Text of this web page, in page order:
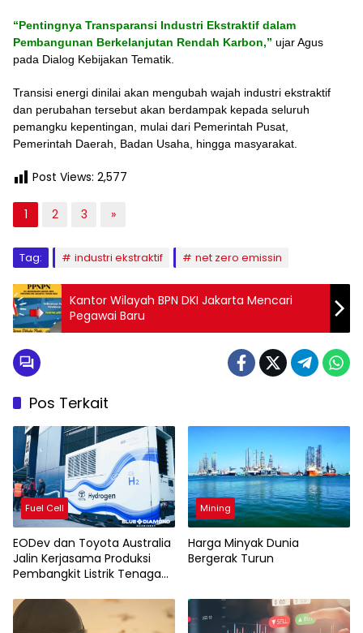
“Pentingnya Transparansi Industri Ekstraktif dalam
Pembangunan Berkelanjutan Rendah Karbon,” ujar Agus
pada Dialog Kebijakan Tematik.
Transisi energi dinilai akan mengubah wajah industri ekstraktif
dan perubahan tersebut akan berdampak kepada seluruh
pemangku kepentingan, mulai dari Pemerintah Pusat,
Pemerintah Daerah, Badan Usaha, hingga masyarakat.
Post Views: 2,577
1 2 3 »
Tag: industri ekstraktif net zero emissin
Kantor Wilayah BPN DKI Jakarta Mencari
Pegawai Baru
Pos Terkait
Fuel Cell
EODev dan Toyota Australia
Jalin Kerjasama Produksi
Pembangkit Listrik Tenaga
Mining
Harga Minyak Dunia
Bergerak Turun